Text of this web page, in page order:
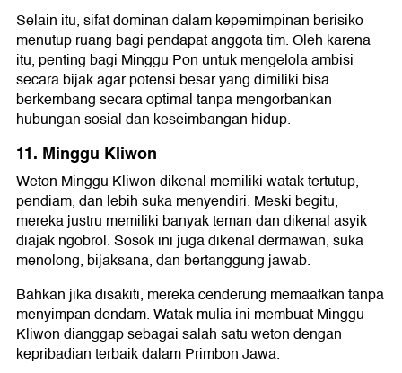
Selain itu, sifat dominan dalam kepemimpinan berisiko
menutup ruang bagi pendapat anggota tim. Oleh karena
itu, penting bagi Minggu Pon untuk mengelola ambisi
secara bijak agar potensi besar yang dimiliki bisa
berkembang secara optimal tanpa mengorbankan
hubungan sosial dan keseimbangan hidup.
11. Minggu Kliwon
Weton Minggu Kliwon dikenal memiliki watak tertutup,
pendiam, dan lebih suka menyendiri. Meski begitu,
mereka justru memiliki banyak teman dan dikenal asyik
diajak ngobrol. Sosok ini juga dikenal dermawan, suka
menolong, bijaksana, dan bertanggung jawab.
Bahkan jika disakiti, mereka cenderung memaafkan tanpa
menyimpan dendam. Watak mulia ini membuat Minggu
Kliwon dianggap sebagai salah satu weton dengan
kepribadian terbaik dalam Primbon Jawa.